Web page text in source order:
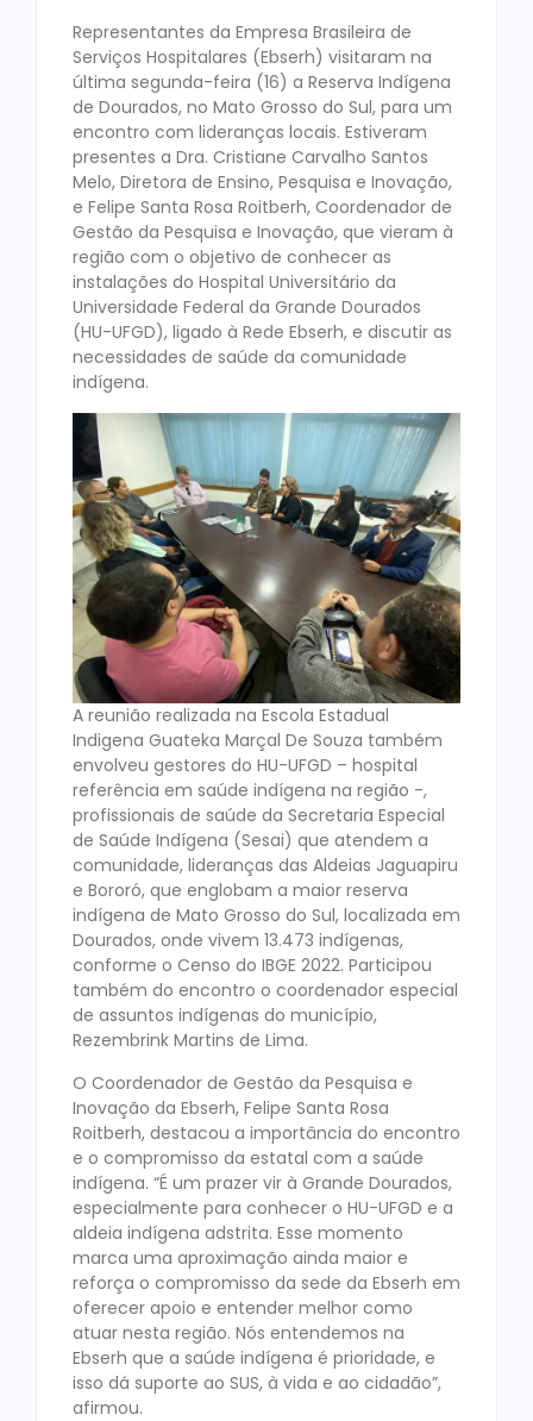
Representantes da Empresa Brasileira de
Serviços Hospitalares (Ebserh) visitaram na
última segunda-feira (16) a Reserva Indígena
de Dourados, no Mato Grosso do Sul, para um
encontro com lideranças locais. Estiveram
presentes a Dra. Cristiane Carvalho Santos
Melo, Diretora de Ensino, Pesquisa e Inovação,
e Felipe Santa Rosa Roitberh, Coordenador de
Gestão da Pesquisa e Inovação, que vieram à
região com o objetivo de conhecer as
instalações do Hospital Universitário da
Universidade Federal da Grande Dourados
(HU-UFGD), ligado à Rede Ebserh, e discutir as
necessidades de saúde da comunidade
indígena.
A reunião realizada na Escola Estadual
Indigena Guateka Marçal De Souza também
envolveu gestores do HU-UFGD – hospital
referência em saúde indígena na região -,
profissionais de saúde da Secretaria Especial
de Saúde Indígena (Sesai) que atendem a
comunidade, lideranças das Aldeias Jaguapiru
e Bororó, que englobam a maior reserva
indígena de Mato Grosso do Sul, localizada em
Dourados, onde vivem 13.473 indígenas,
conforme o Censo do IBGE 2022. Participou
também do encontro o coordenador especial
de assuntos indígenas do município,
Rezembrink Martins de Lima.
O Coordenador de Gestão da Pesquisa e
Inovação da Ebserh, Felipe Santa Rosa
Roitberh, destacou a importância do encontro
e o compromisso da estatal com a saúde
indígena. “É um prazer vir à Grande Dourados,
especialmente para conhecer o HU-UFGD e a
aldeia indígena adstrita. Esse momento
marca uma aproximação ainda maior e
reforça o compromisso da sede da Ebserh em
oferecer apoio e entender melhor como
atuar nesta região. Nós entendemos na
Ebserh que a saúde indígena é prioridade, e
isso dá suporte ao SUS, à vida e ao cidadão”,
afirmou.